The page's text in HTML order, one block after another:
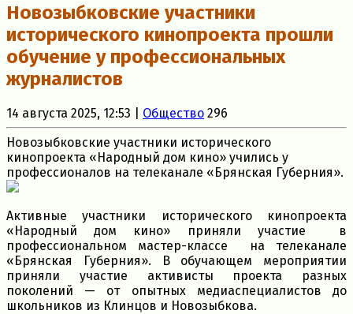
Новозыбковские участники
исторического кинопроекта прошли
обучение у профессиональных
журналистов
14 августа 2025, 12:53 | Общество 296
Новозыбковские участники исторического
кинопроекта «Народный дом кино» учились у
профессионалов на телеканале «Брянская Губерния».
Активные участники исторического кинопроекта
«Народный дом кино» приняли участие в
профессиональном мастер-классе на телеканале
«Брянская Губерния». В обучающем мероприятии
приняли участие активисты проекта разных
поколений — от опытных медиаспециалистов до
школьников из Клинцов и Новозыбкова.